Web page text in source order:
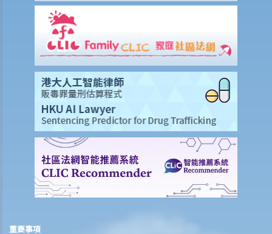
我在工作時因遇到意外而受傷及導致傷殘，我或我的家人可獲哪些賠
除上述的賠償外，我可否就工傷而獲得其他賠償（例如醫藥費）？
工傷或有關意外之報告
僱主向勞工處報告與工作有關的意外之時限是多久？
僱員可否向勞工處報告與工作有關的意外？
其他有關工傷的事項
如何安排支付工傷賠償？
若然我不能與僱主和平地解決工傷賠償問題，將案件呈交法院的時限是
若然我對條例所給予的補償感到不滿，或者我認為僱主忽略了應有的安
全措施，我可否進一步提出申索？
保險
重要事項